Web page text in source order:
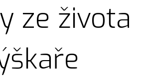
ze života